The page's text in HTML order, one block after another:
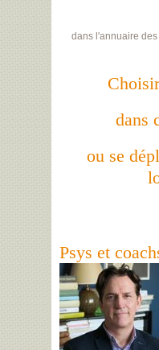
dans l'annuaire
dans
ou se
Psys et